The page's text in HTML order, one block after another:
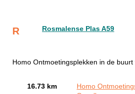
R Rosmalense Plas A59
Homo Ontmoetingsplekken in de
16.73 km
Homo